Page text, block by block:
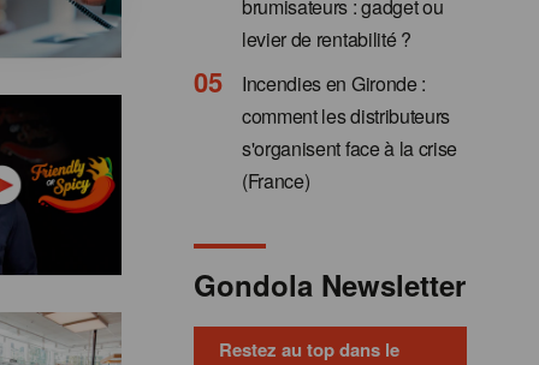
brumisateurs : gadget ou
levier de rentabilité ?
Incendies en Gironde :
comment les distributeurs
s'organisent face à la crise
(France)
Gondola Newsletter
Restez au top dans le